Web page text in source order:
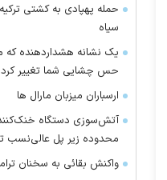
حمله پهپادی به کشتی
سیاه
یک نشانه هشداردهنده که
حس چشایی شما تغییر
ارسباران میزبان مارال ها
آتش‌سوزی دستگاه
محدوده زیر پل عالی‌نسب
واکنش بقائی به سخنان